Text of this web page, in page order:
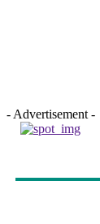
- Advertisement -